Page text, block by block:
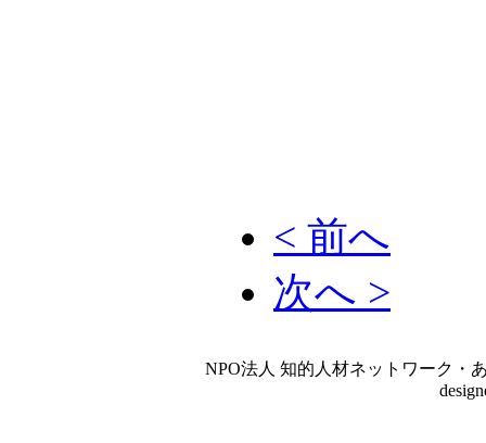
< 前へ
次へ >
NPO法人 知的人材ネットワーク・